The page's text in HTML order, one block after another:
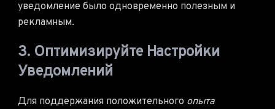
уведомление было одновременно полезным и
рекламным.
3. Оптимизируйте Настройки
Уведомлений
Для поддержания положительного опыта